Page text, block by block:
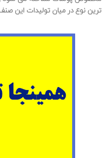
ترین نوع در میان تولیدات این